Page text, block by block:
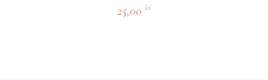
25,00 lei